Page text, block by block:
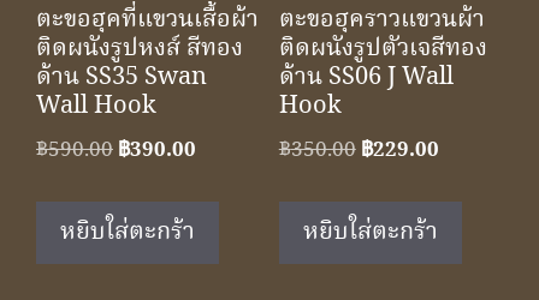
ตะขอฮุคที่แขวนเสื้อผ้า
ติดผนังรูปหงส์ สีทอง
ด้าน SS35 Swan
Wall Hook
฿590.00Original
was:
฿590.00.
฿390.00
หยิบใส่ตะกร้า
ตะขอฮุคราวแขวนผ้า
ติดผนังรูปตัวเจสีทอง
ด้าน SS06 J Wall
Hook
฿350.00 Original
was:
฿350.00.
฿229.00Current
หยิบใส่ตะกร้า